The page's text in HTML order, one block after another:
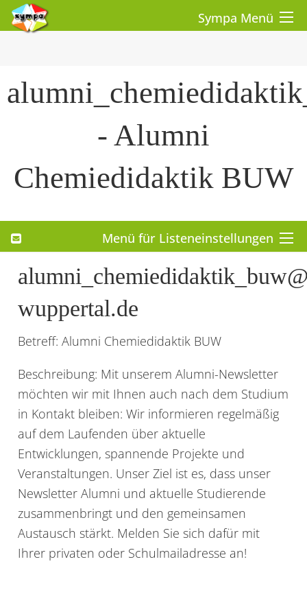
Sympa Menü
- Alumni
Chemiedidaktik BUW
Menü für Listeneinstellungen
wuppertal.de
Betreff: Alumni Chemiedidaktik BUW
Beschreibung: Mit unserem Alumni-Newsletter
möchten wir mit Ihnen auch nach dem Studium
in Kontakt bleiben: Wir informieren regelmäßig
auf dem Laufenden über aktuelle
Entwicklungen, spannende Projekte und
Veranstaltungen. Unser Ziel ist es, dass unser
Newsletter Alumni und aktuelle Studierende
zusammenbringt und den gemeinsamen
Austausch stärkt. Melden Sie sich dafür mit
Ihrer privaten oder Schulmailadresse an!